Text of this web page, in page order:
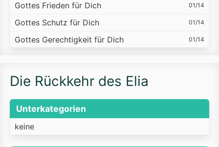
Gottes Frieden für Dich 01/14
Gottes Schutz für Dich 01/14
Gottes Gerechtigkeit für Dich 01/14
Die Rückkehr des Elia
Unterkategorien
keine